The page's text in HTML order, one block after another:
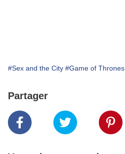
#Sex and the City #Game of Thrones
Partager